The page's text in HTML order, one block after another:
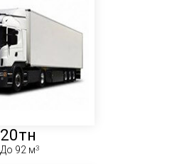
20тн
До 92 м